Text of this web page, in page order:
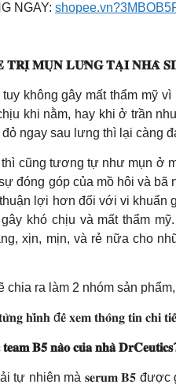
NGAY:
𝐓𝐑𝐈̣ 𝐌𝐔̣𝐍 𝐋𝐔̛𝐍𝐆 𝐓𝐀̣𝐈 𝐍𝐇𝐀̀
không gây mất thẩm mỹ
khi nằm, hay khi ở trần
đỏ ngay sau lưng thì lại càng
cũng tương tự như mụn ở
đóng góp của mồ hôi và
lợi hơn đối với vi khuẩn
khó chịu và mất thẩm
xịn, mịn, và rẻ nữa cho
chia ra làm 2 nhóm sản
𝐡𝐢̀𝐧𝐡 đ𝐞̂̉ 𝐱𝐞𝐦 𝐭𝐡𝐨̂𝐧𝐠 𝐭𝐢𝐧 𝐜𝐡𝐢
𝐭𝐞𝐚𝐦 𝐁𝟓 𝐧𝐚̀𝐨 𝐜𝐮̉𝐚 𝐧𝐡𝐚̀
tự nhiên mà 𝐬𝐞𝐫𝐮𝐦 𝐁𝟓